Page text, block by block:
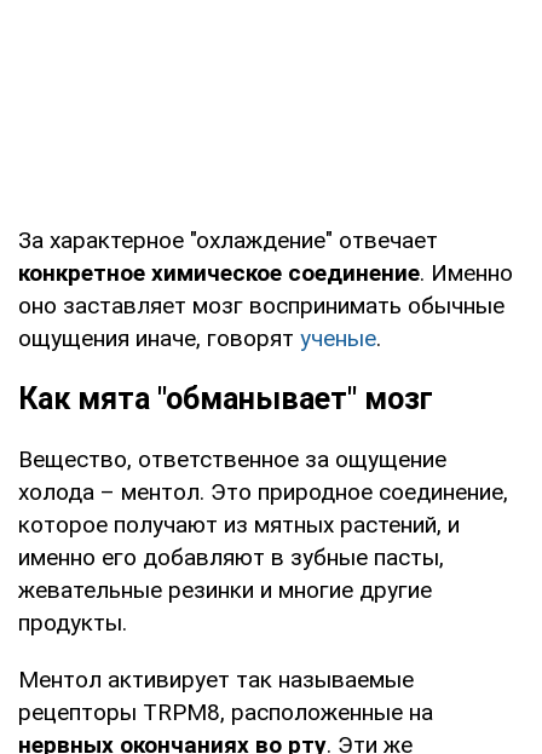
За характерное "охлаждение" отвечает
конкретное химическое соединение. Именно
оно заставляет мозг воспринимать обычные
ощущения иначе, говорят ученые.
Как мята "обманывает" мозг
Вещество, ответственное за ощущение
холода – ментол. Это природное соединение,
которое получают из мятных растений, и
именно его добавляют в зубные пасты,
жевательные резинки и многие другие
продукты.
Ментол активирует так называемые
рецепторы TRPM8, расположенные на
нервных окончаниях во рту. Эти же